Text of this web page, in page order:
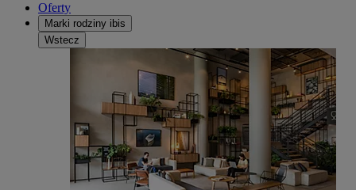
Oferty
Marki rodziny ibis
Wstecz